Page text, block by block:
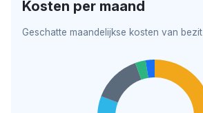
Kosten per maand
Geschatte maandelijkse kosten van bezit